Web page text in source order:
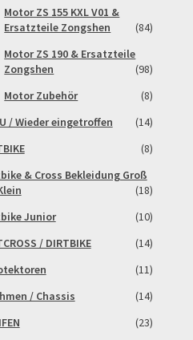
Motor ZS 155 KXL V01 &
Ersatzteile Zongshen
(84)
Motor ZS 190 & Ersatzteile
Zongshen
(98)
Motor Zubehör
(8)
/ Wieder eingetroffen
(14)
(8)
& Cross Bekleidung Groß
(18)
Junior
(10)
/ DIRTBIKE
(14)
(11)
/ Chassis
(14)
(23)